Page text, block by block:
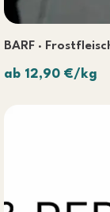
BARF ·
ab 12,90 €/kg